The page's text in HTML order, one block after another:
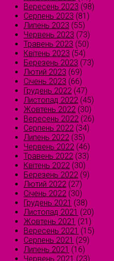
Вересень 2023 (98)
Серпень 2023 (81)
Липень 2023 (55)
Червень 2023 (73)
Травень 2023 (50)
Квітень 2023 (54)
Березень 2023 (73)
Лютий 2023 (69)
Січень 2023 (66)
Грудень 2022 (47)
Листопад 2022 (45)
Жовтень 2022 (30)
Вересень 2022 (26)
Серпень 2022 (34)
Липень 2022 (35)
Червень 2022 (46)
Травень 2022 (33)
Квітень 2022 (30)
Березень 2022 (9)
Лютий 2022 (27)
Січень 2022 (30)
Грудень 2021 (38)
Листопад 2021 (20)
Жовтень 2021 (21)
Вересень 2021 (15)
Серпень 2021 (29)
Липень 2021 (16)
Червень 2021 (23)